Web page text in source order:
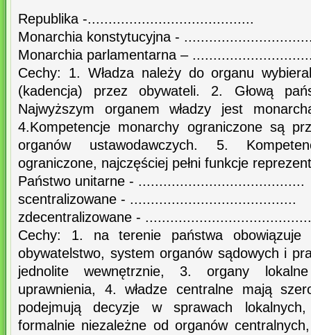
Republika -........................................
Monarchia konstytucyjna -
Monarchia parlamentarna –
Cechy: 1. Władza należy do organu
(kadencja) przez obywateli. 2. Głową
Najwyższym organem władzy jest
4.Kompetencje monarchy ograniczone są
organów ustawodawczych. 5.
ograniczone, najczęściej pełni funkcje
Państwo unitarne - ........................................
scentralizowane - ........................................
zdecentralizowane - ........................................
Cechy: 1. na terenie państwa obowiązuje
obywatelstwo, system organów sądowych i
jednolite wewnętrznie, 3. organy
uprawnienia, 4. władze centralne mają
podejmują decyzje w sprawach
formalnie niezależne od organów